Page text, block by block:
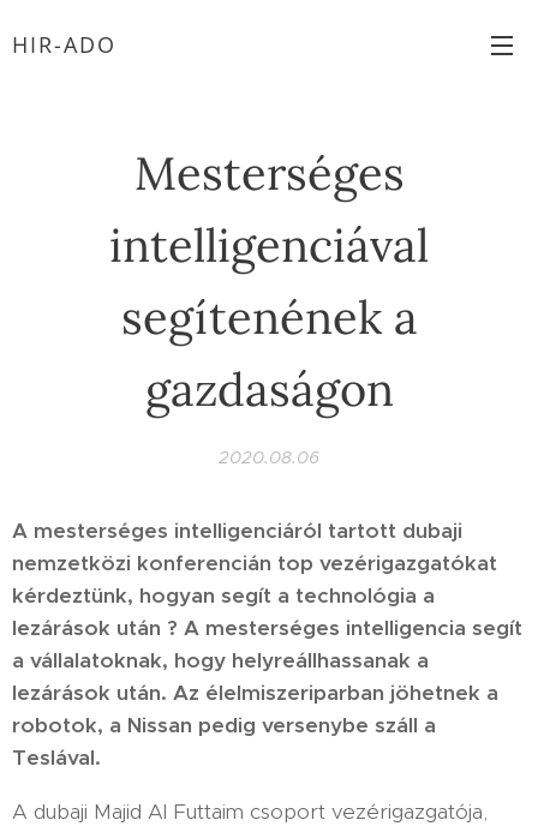
HIR-ADO
Mesterséges
intelligenciával
segítenének a
gazdaságon
2020.08.06
A mesterséges intelligenciáról tartott dubaji
nemzetközi konferencián top vezérigazgatókat
kérdeztünk, hogyan segít a technológia a
lezárások után ? A mesterséges intelligencia segít
a vállalatoknak, hogy helyreállhassanak a
lezárások után. Az élelmiszeriparban jöhetnek a
robotok, a Nissan pedig versenybe száll a
Teslával.
A dubaji Majid Al Futtaim csoport vezérigazgatója,